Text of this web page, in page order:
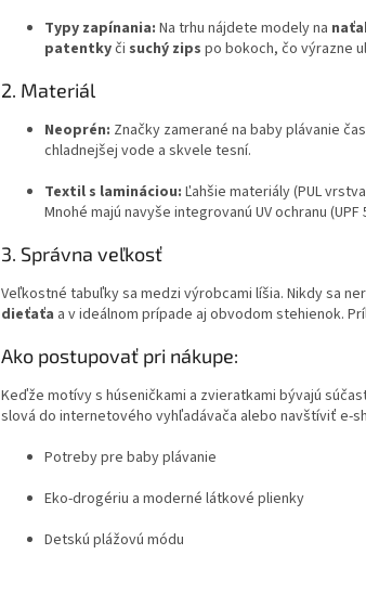
Typy zapínania: Na trhu nájdete modely na
patentkyči suchý zips po bokoch, čo výrazne
2. Materiál
Neoprén: Značky zamerané na baby plávanie
chladnejšej vode a skvele tesní.
Textil s lamináciou: Ľahšie materiály (PUL
Mnohé majú navyše integrovanú UV ochranu (UPF
3. Správna veľkosť
Veľkostné tabuľky sa medzi výrobcami líšia. Nikdy sa
dieťaťa a v ideálnom prípade aj obvodom stehienok.
Ako postupovať pri nákupe:
Keďže motívy s húseničkami a zvieratkami bývajú
slová do internetového vyhľadávača alebo navštíviť e-
Potreby pre baby plávanie
Eko-drogériu a moderné látkové plienky
Detskú plážovú módu